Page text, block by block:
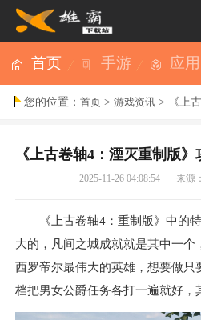
首页 手游 应用
您的位置：首页 >游戏资讯 > 《上古卷轴4
2025-11-26 04:08:54 来源
《上古卷轴4：重制版》中的
大的，凡间之城成就就是其中一个
西罗帝尔最伟大的英雄，想要做只
档把男女公爵任务各打一遍就好，